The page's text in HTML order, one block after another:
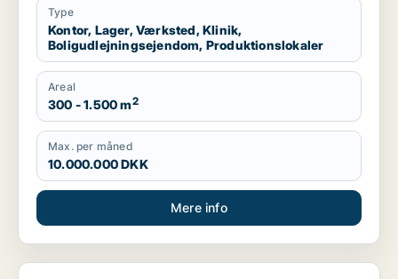
Type
Kontor, Lager, Værksted, Klinik,
Boligudlejningsejendom, Produktionslokaler
Areal
300 - 1.500 m2
Max. per måned
10.000.000 DKK
Mere info